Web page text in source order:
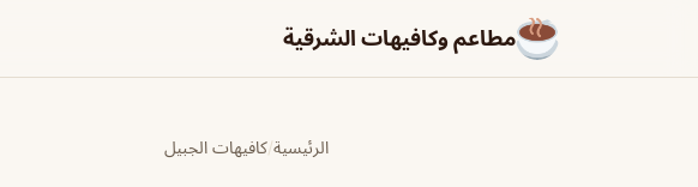
مطاعم وكافيهات الشرقية
الرئيسية/كافيهات الجبيل